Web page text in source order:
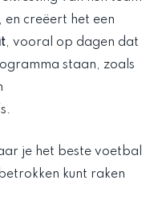
creëert het een
, vooral op dagen dat
staan, zoals
je het beste voetbal
kunt raken